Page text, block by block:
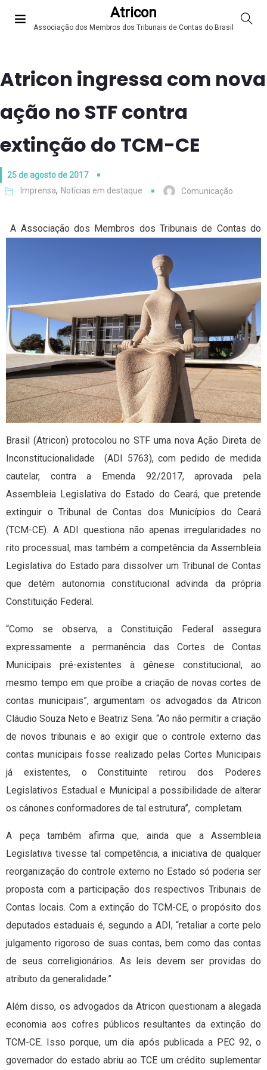
Atricon
Associação dos Membros dos Tribunais de Contas do Brasil
Atricon ingressa com nova
ação no STF contra
extinção do TCM-CE
25 de agosto de 2017
Imprensa, Notícias em destaque Comunicação
A Associação dos Membros dos Tribunais de Contas do
Brasil (Atricon) protocolou no STF uma nova Ação Direta de
Inconstitucionalidade (ADI 5763), com pedido de medida
cautelar, contra a Emenda 92/2017, aprovada pela
Assembleia Legislativa do Estado do Ceará, que pretende
extinguir o Tribunal de Contas dos Municípios do Ceará
(TCM-CE). A ADI questiona não apenas irregularidades no
rito processual, mas também a competência da Assembleia
Legislativa do Estado para dissolver um Tribunal de Contas
que detém autonomia constitucional advinda da própria
Constituição Federal.
“Como se observa, a Constituição Federal assegura
expressamente a permanência das Cortes de Contas
Municipais pré-existentes à gênese constitucional, ao
mesmo tempo em que proíbe a criação de novas cortes de
contas municipais”, argumentam os advogados da Atricon
Cláudio Souza Neto e Beatriz Sena. “Ao não permitir a criação
de novos tribunais e ao exigir que o controle externo das
contas municipais fosse realizado pelas Cortes Municipais
já existentes, o Constituinte retirou dos Poderes
Legislativos Estadual e Municipal a possibilidade de alterar
os cânones conformadores de tal estrutura”, completam.
A peça também afirma que, ainda que a Assembleia
Legislativa tivesse tal competência, a iniciativa de qualquer
reorganização do controle externo no Estado só poderia ser
proposta com a participação dos respectivos Tribunais de
Contas locais. Com a extinção do TCM-CE, o propósito dos
deputados estaduais é, segundo a ADI, “retaliar a corte pelo
julgamento rigoroso de suas contas, bem como das contas
de seus correligionários. As leis devem ser providas do
atributo da generalidade.”
Além disso, os advogados da Atricon questionam a alegada
economia aos cofres públicos resultantes da extinção do
TCM-CE. Isso porque, um dia após publicada a PEC 92, o
governador do estado abriu ao TCE um crédito suplementar